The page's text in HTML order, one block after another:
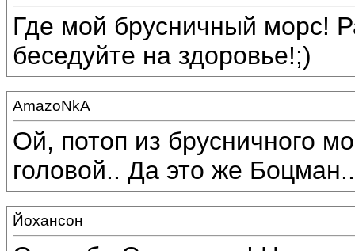
Где мой брусничный морс!
беседуйте на здоровье!;)
AmazoNkA
Ой, потоп из брусничного
головой.. Да это же
Йохансон